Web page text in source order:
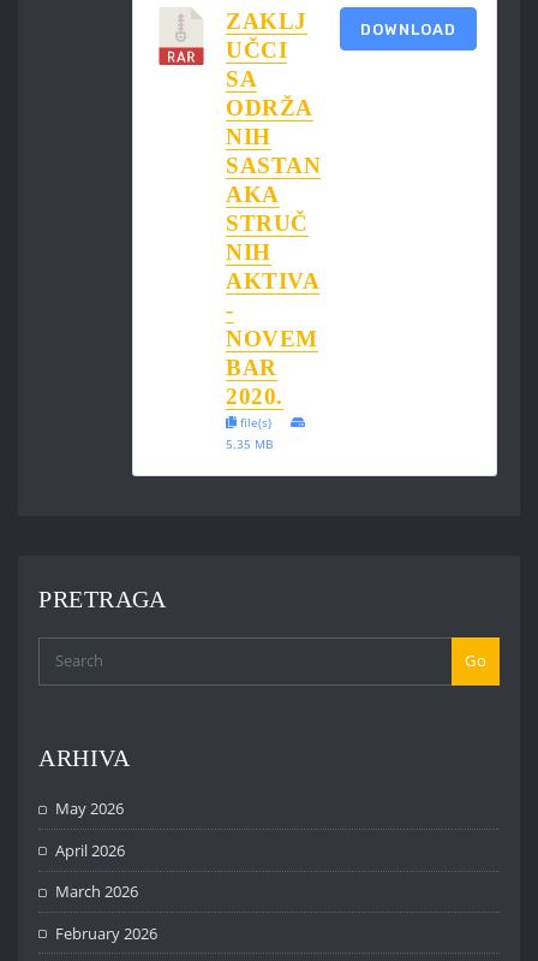
ZAKLJ
UČCI
SA
ODRŽA
NIH
SASTAN
AKA
STRUČ
NIH
AKTIVA
-
NOVEM
BAR
2020.
file(s)
5.35 MB
DOWNLOAD
PRETRAGA
Go
ARHIVA
May 2026
April 2026
March 2026
February 2026